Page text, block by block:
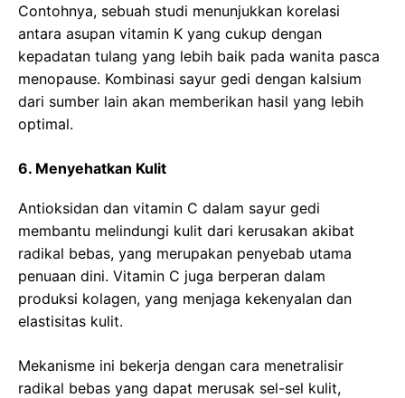
Contohnya, sebuah studi menunjukkan korelasi
antara asupan vitamin K yang cukup dengan
kepadatan tulang yang lebih baik pada wanita pasca
menopause. Kombinasi sayur gedi dengan kalsium
dari sumber lain akan memberikan hasil yang lebih
optimal.
6. Menyehatkan Kulit
Antioksidan dan vitamin C dalam sayur gedi
membantu melindungi kulit dari kerusakan akibat
radikal bebas, yang merupakan penyebab utama
penuaan dini. Vitamin C juga berperan dalam
produksi kolagen, yang menjaga kekenyalan dan
elastisitas kulit.
Mekanisme ini bekerja dengan cara menetralisir
radikal bebas yang dapat merusak sel-sel kulit,